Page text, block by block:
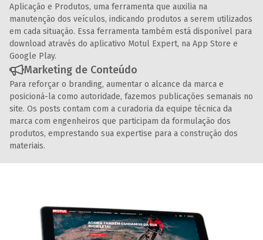
Aplicação e Produtos, uma ferramenta que auxilia na
manutenção dos veículos, indicando produtos a serem utilizados
em cada situação. Essa ferramenta também está disponível para
download através do aplicativo Motul Expert, na App Store e
Google Play.
Marketing de Conteúdo
Para reforçar o branding, aumentar o alcance da marca e
posicioná-la como autoridade, fazemos publicações semanais no
site. Os posts contam com a curadoria da equipe técnica da
marca com engenheiros que participam da formulação dos
produtos, emprestando sua expertise para a construção dos
materiais.